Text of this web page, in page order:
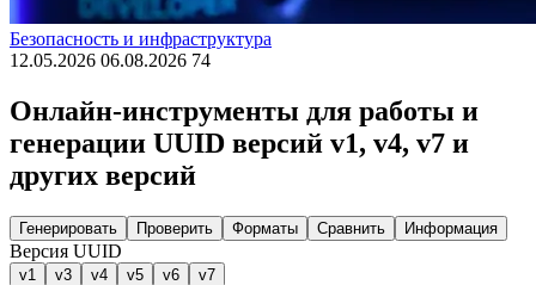
Безопасность и инфраструктура
12.05.2026 06.08.2026 74
Онлайн-инструменты для работы и
генерации UUID версий v1, v4, v7 и
других версий
Генерировать Проверить Форматы Сравнить Информация
Версия UUID
v1 v3 v4 v5 v6 v7